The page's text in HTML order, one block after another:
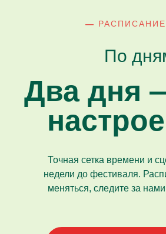
— РАСПИСАНИЕ
По
Два дня
Точная сетка времени и
недели до фестиваля.
меняться, следите за